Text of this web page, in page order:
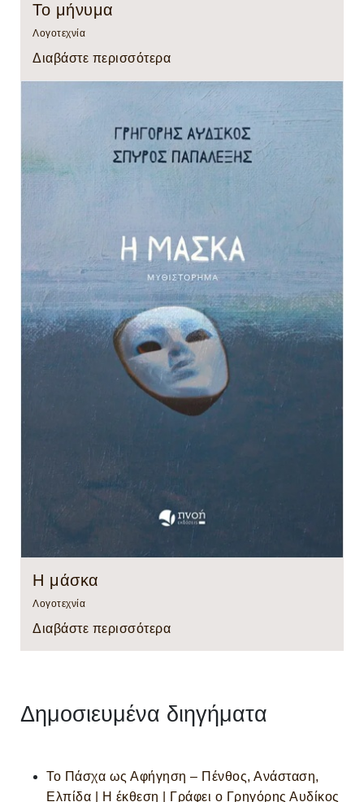
Το μήνυμα
Λογοτεχνία
Διαβάστε περισσότερα
Η μάσκα
Λογοτεχνία
Διαβάστε περισσότερα
Δημοσιευμένα διηγήματα
Το Πάσχα ως Αφήγηση – Πένθος, Ανάσταση,
Ελπίδα | Η έκθεση | Γράφει ο Γρηγόρης Αυδίκος